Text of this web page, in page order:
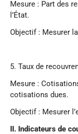
Mesure : Part des
l’État.
Objectif : Mesurer
5.⁠ ⁠Taux de
Mesure :
cotisations dues.
Objectif : Mesurer
II. Indicateurs de